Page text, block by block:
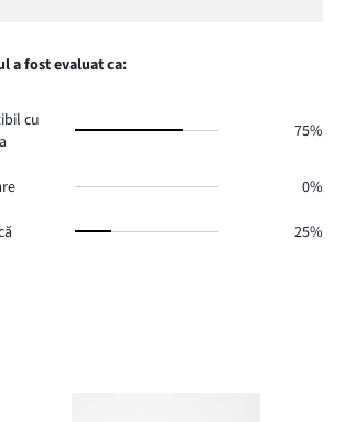
voturi
0.
de
a fost evaluat ca:
cu
75%
0%
25%